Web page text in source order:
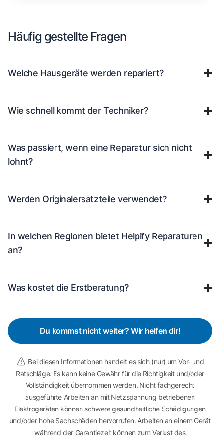
Häufig gestellte Fragen
Welche Hausgeräte werden repariert?
Wie schnell kommt der Techniker?
Was passiert, wenn eine Reparatur sich nicht
lohnt?
Werden Originalersatzteile verwendet?
In welchen Regionen bietet Helpify Reparaturen
an?
Was kostet die Erstberatung?
Du kommst nicht weiter? Wir helfen dir!
Bei diesen Informationen handelt es sich (nur) um Vor- und
Ratschläge. Es kann keine Gewähr für die Richtigkeit und/oder
Vollständigkeit übernommen werden. Nicht fachgerecht
ausgeführte Arbeiten an mit Netzspannung betriebenen
Elektrogeräten können schwere gesundheitliche Schädigungen
und/oder hohe Sachschäden hervorrufen. Arbeiten an einem Gerät
während der Garantiezeit können zum Verlust des